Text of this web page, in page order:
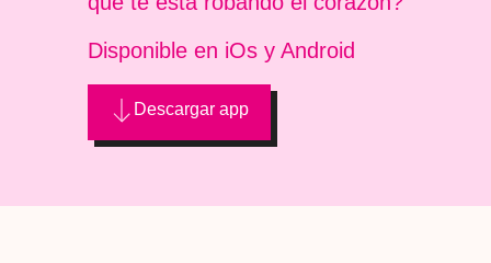
Disponible en iOs y Android
Descargar app